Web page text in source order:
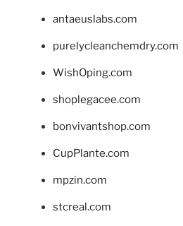
antaeuslabs.com
purelycleanchemdry.com
WishOping.com
shoplegacee.com
bonvivantshop.com
CupPlante.com
mpzin.com
stcreal.com